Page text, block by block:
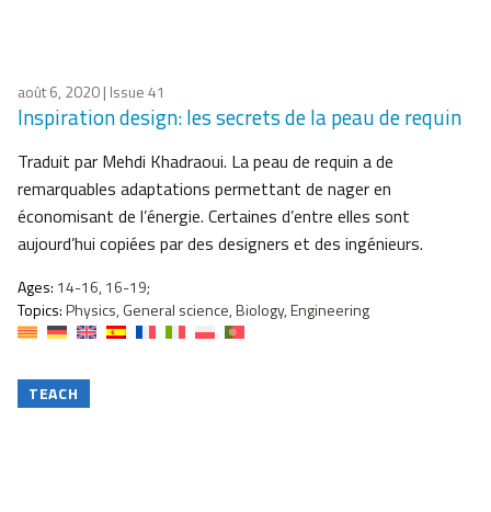
août 6, 2020| Issue 41
Inspiration design: les secrets de la peau de requin
Traduit par Mehdi Khadraoui. La peau de requin a de
remarquables adaptations permettant de nager en
économisant de l’énergie. Certaines d’entre elles sont
aujourd’hui copiées par des designers et des ingénieurs.
Ages: 14-16, 16-19;
Topics:Physics, General science, Biology, Engineering
TEACH